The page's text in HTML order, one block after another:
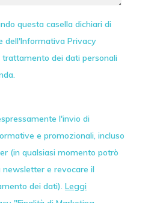
questa casella dichiari di
dell'Informativa Privacy
trattamento dei dati personali
l'invio di
e promozionali, incluso
(in qualsiasi momento potrò
newsletter e revocare il
dei dati). Leggi